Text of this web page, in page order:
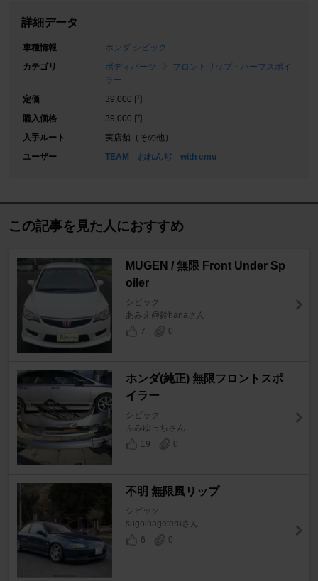
詳細データ
車種情報
ホンダ シビック
カテゴリ
ボディパーツ
フロントリップ・ハーフスポイ
ラー
定価
39,000 円
購入価格
39,000 円
入手ルート
実店舗（その他）
ユーザー
TEAM おれんぢ with emu
この記事を見た人におすすめ
MUGEN / 無限 Front Under Sp
oiler
シビック
あみえ@鈴hanaさん
7
0
ホンダ(純正) 無限フロントスポ
イラー
シビック
ふみゆっちさん
19
0
不明 無限風リップ
シビック
sugoihageteruさん
6
0